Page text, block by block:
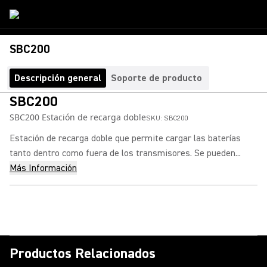
SBC200
Descripción general Soporte de producto
SBC200
SBC200 Estación de recarga dobleSKU: SBC200
Estación de recarga doble que permite cargar las baterías
tanto dentro como fuera de los transmisores. Se pueden...
Más Información
Productos Relacionados